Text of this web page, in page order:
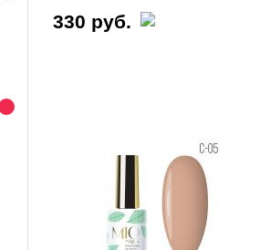
330 руб.